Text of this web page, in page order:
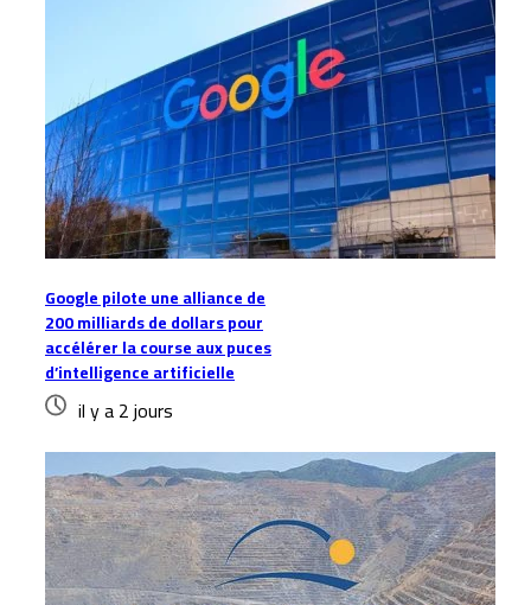
Google pilote une alliance de
200 milliards de dollars pour
accélérer la course aux puces
d’intelligence artificielle
il y a 2 jours